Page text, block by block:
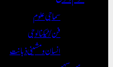
سماجی علوم
فن/ٹیکنالوجی
انسان و مشینی ذہانت